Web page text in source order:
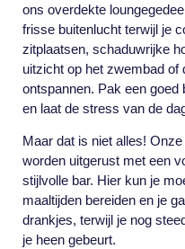
ons overdekte
frisse buitenlucht terwijl je
zitplaatsen, schaduwrijke
uitzicht op het zwembad of
ontspannen. Pak een
en laat de stress van de
Maar dat is niet alles!
worden uitgerust met een
stijlvolle bar. Hier kun je
maaltijden bereiden en je
drankjes, terwijl je nog
je heen gebeurt.